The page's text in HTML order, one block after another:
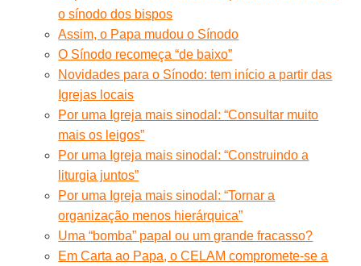
o sínodo dos bispos
Assim, o Papa mudou o Sínodo
O Sínodo recomeça “de baixo”
Novidades para o Sínodo: tem início a partir das
Igrejas locais
Por uma Igreja mais sinodal: “Consultar muito
mais os leigos”
Por uma Igreja mais sinodal: “Construindo a
liturgia juntos”
Por uma Igreja mais sinodal: “Tornar a
organização menos hierárquica”
Uma “bomba” papal ou um grande fracasso?
Em Carta ao Papa, o CELAM compromete-se a